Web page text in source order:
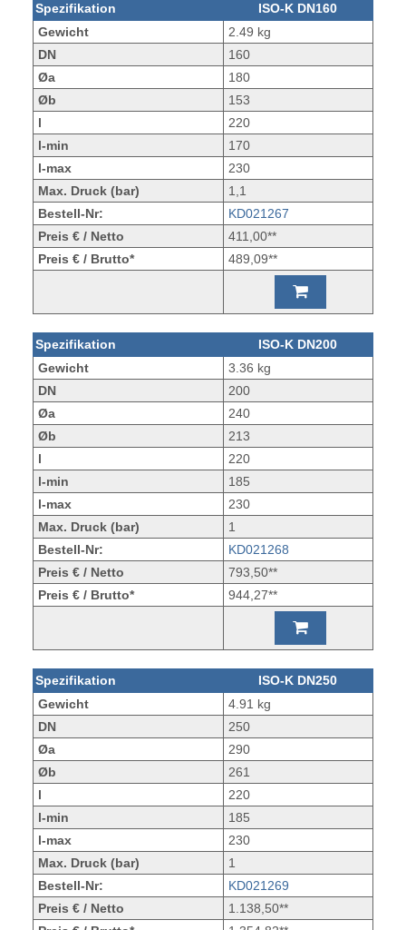
Spezifikation
ISO-K DN160
Gewicht
2.49 kg
DN
160
Øa
180
Øb
153
l
220
l-min
170
l-max
230
Max. Druck (bar)
1,1
Bestell-Nr:
KD021267
Preis € / Netto
411,00**
Preis € / Brutto*
489,09**
Spezifikation
ISO-K DN200
Gewicht
3.36 kg
DN
200
Øa
240
Øb
213
l
220
l-min
185
l-max
230
Max. Druck (bar)
1
Bestell-Nr:
KD021268
Preis € / Netto
793,50**
Preis € / Brutto*
944,27**
Spezifikation
ISO-K DN250
Gewicht
4.91 kg
DN
250
Øa
290
Øb
261
l
220
l-min
185
l-max
230
Max. Druck (bar)
1
Bestell-Nr:
KD021269
Preis € / Netto
1.138,50**